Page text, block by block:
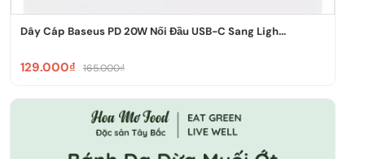
Dây Cáp Baseus PD 20W Nối Đầu USB-C Sang Ligh...
129.000₫ 165.000₫